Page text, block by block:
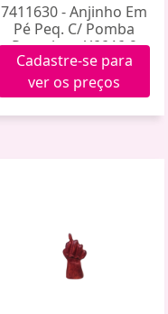
7411630 - Anjinho Em
Pé Peq. C/ Pomba
Porcelana Y6646-9
(96)
Cadastre-se para
ver os preços